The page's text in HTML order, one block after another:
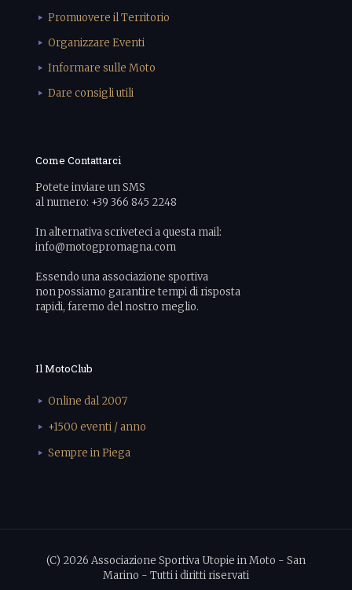
Promuovere il Territorio
Organizzare Eventi
Informare sulle Moto
Dare consigli utili
Come Contattarci
Potete inviare un SMS
al numero: +39 366 845 2248
In alternativa scriveteci a questa mail:
info@motogpromagna.com
Essendo una associazione sportiva
non possiamo garantire tempi di risposta
rapidi, faremo del nostro meglio.
Il MotoClub
Online dal 2007
+1500 eventi / anno
Sempre in Piega
(C) 2026 Associazione Sportiva Utopie in Moto - San
Marino - Tutti i diritti riservati